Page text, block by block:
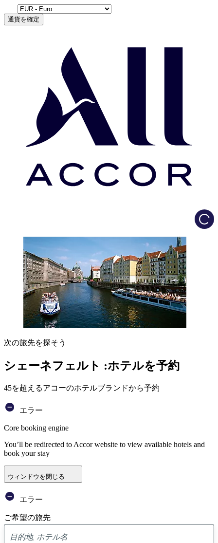
通貨を確定
次の旅先を探そう
シェーネフェルト :ホテルを予約
45を超えるアコーのホテルブランドから予約
エラー
Core booking engine
You’ll be redirected to Accor website to view available hotels and
book your stay
ウィンドウを閉じる
エラー
ご希望の旅先